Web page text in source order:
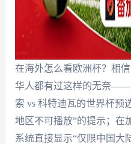
在海外怎么看欧洲杯？相
华人都有过这样的无奈——
索 vs 科特迪瓦的世界杯预
地区不可播放”的提示；在
系统直接显示“仅限中国大